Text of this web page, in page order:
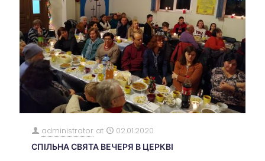
administrator at 02.01.2020
СПІЛЬНА СВЯТА ВЕЧЕРЯ В ЦЕРКВІ